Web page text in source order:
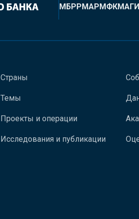
МБРРМАРМФКМАГИ
Страны
Темы
Проекты и операции
Исследования и публикации